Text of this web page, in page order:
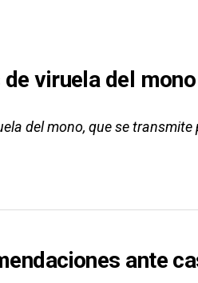
viruela del
del mono, que se
ante